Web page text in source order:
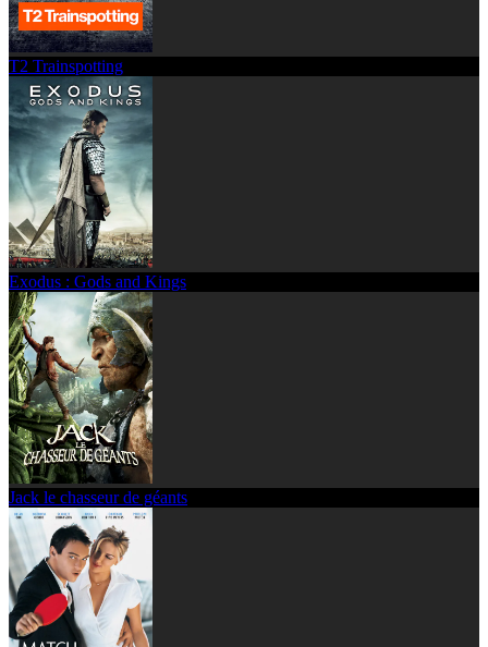
T2 Trainspotting
Exodus : Gods and Kings
Jack le chasseur de géants